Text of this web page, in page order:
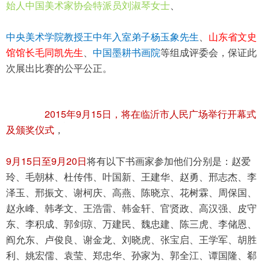
始人中国美术家协会特派员刘淑琴女士
中央美术学院教授王中年入室弟子杨玉象先生
山东省文史
馆馆长毛同凯先生
中国墨耕书画院等组成评委会，保证此
次展出比赛的公平公正。
2015年9月 15日，将在临沂市人民广场举行开幕式
及颁奖仪式 ，
9月 15日至9月 20 日 将有以下书画家参加他们分别是：赵爱
玲、毛朝林、杜传伟、叶国新、王建华、赵勇、邢志杰、李
泽玉、邢振文、谢柯庆、高燕、陈晓京、花树霖、周保国、
赵永峰、韩孝文、王浩雷、韩金轩、官贤政、高汉强、皮守
东、李积成、郭剑琼、万建民、魏忠建、陈三虎、李储恩、
阎允东、卢俊良、谢金龙、刘晓虎、张宝启、王学军、胡胜
利、姚宏儒、袁莹、郑忠华、孙家为、郭全江、谭国隆、郗